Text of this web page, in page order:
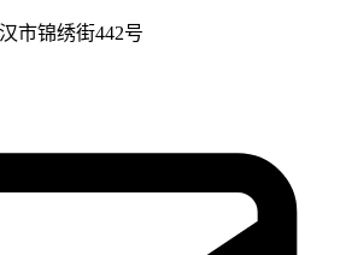
市锦绣街442号